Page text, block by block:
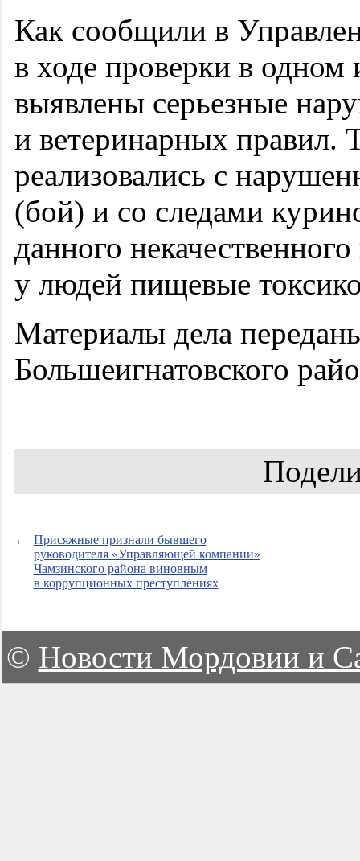
Как сообщили в
в ходе проверки в одном
выявлены серьезные
и ветеринарных правил.
реализовались с
(бой) и со следами
данного
у людей пищевые
Материалы дела
Большеигнатовского
←
Присяжные признали бывшего
руководителя «Управляющей компании»
Чамзинского района виновным
в коррупционных преступлениях
© Новости Мордовии и